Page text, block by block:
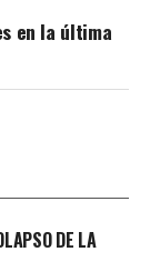
en la última
DE LA